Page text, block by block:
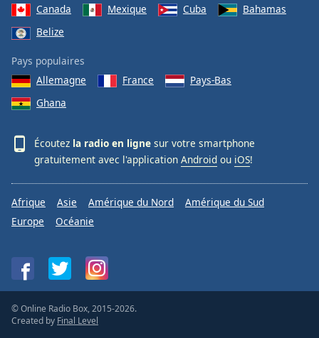
Canada
Mexique Cuba
Bahamas
Belize
Pays populaires
Allemagne
France
Pays-Bas
Ghana
Écoutez la radio en ligne sur votre smartphone
gratuitement avec l'application Android ou iOS!
Afrique Asie Amérique du Nord
Amérique du Sud
Europe
Océanie
© Online Radio Box, 2015-2026.
Created by Final Level